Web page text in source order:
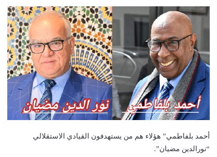
أحمد بلفاطمي” هؤلاء هم من يستهدفون القيادي الاستقلالي
“نورالدين مضيان”.